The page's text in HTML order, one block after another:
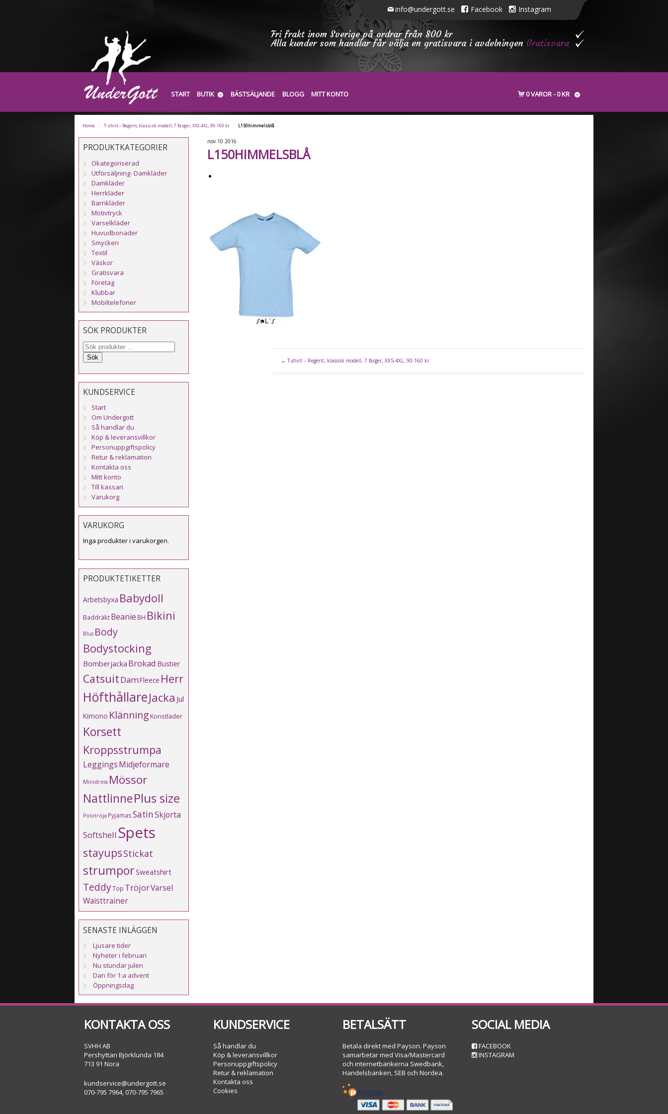
info@undergott.se Facebook Instagram
Fri frakt inom Sverige på ordrar från 800 kr
Alla kunder som handlar får välja en gratisvara i avdelningen Gratisvara
START BUTIK BÄSTSÄLJANDE BLOGG MITT KONTO 0 VAROR 0 KR
Home / T-shirt – Regent, klassisk modell, 7 färger, XXS-4XL, 90-160 kr / L150himmelsblå
nov 10 2016
L150HIMMELSBLÅ
← T-shirt – Regent, klassisk modell, 7 färger, XXS-4XL, 90-160 kr
PRODUKTKATEGORIER
Okategoriserad
Utförsäljning- Damkläder
Damkläder
Herrkläder
Barnkläder
Motivtryck
Varselkläder
Huvudbonader
Smycken
Textil
Väskor
Gratisvara
Företag
Klubbar
Mobiltelefoner
SÖK PRODUKTER
Sök
KUNDSERVICE
Start
Om Undergott
Så handlar du
Köp & leveransvillkor
Personuppgiftspolicy
Retur & reklamation
Kontakta oss
Mitt konto
Till kassan
Varukorg
VARUKORG
Inga produkter i varukorgen.
PRODUKTETIKETTER
Arbetsbyxa Babydoll
BaddräktBeanieBH Bikini
Blus Body
Bodystocking
Bomberjacka Brokad Bustier
CatsuitDamFleece Herr
HöfthållareJacka Jul
Kimono KlänningKonstläder
Korsett
Kroppsstrumpa
LeggingsMidjeformare
Minidress Mössor
NattlinnePlus size
Polotröja PyjamasSatinSkjorta
Softshell Spets
stayupsStickat
strumporSweatshirt
TeddyTop TröjorVarsel
Waisttrainer
SENASTE INLÄGGEN
Ljusare tider
Nyheter i februari
Nu stundar julen
Dan för 1:a advent
Öppningsdag
KONTAKTA OSS
SVHH AB
Pershyttan Björklunda 184
713 91 Nora
kundservice@undergott.se
070-795 7964, 070-795 7965
KUNDSERVICE
Så handlar du
Köp & leveransvillkor
Personuppgiftspolicy
Retur & reklamation
Kontakta oss
Cookies
BETALSÄTT
Betala direkt med Payson. Payson
samarbetar med Visa/Mastercard
och internetbankerna Swedbank,
Handelsbanken, SEB och Nordea.
SOCIAL MEDIA
FACEBOOK
INSTAGRAM